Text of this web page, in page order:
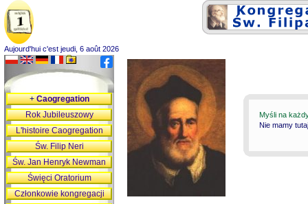
Aujourd'hui c'est jeudi, 6 août 2026
Myśli na
Nie mamy
+Caogregation
Rok Jubileuszowy
L'histoire Caogregation
Św. Filip Neri
Św. Jan Henryk Newman
Święci Oratorium
Członkowie kongregacji